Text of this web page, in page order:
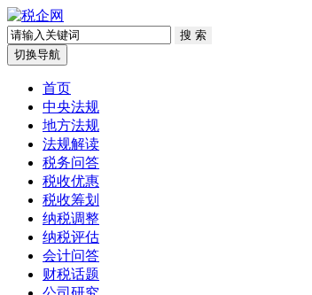
切换导航
首页
中央法规
地方法规
法规解读
税务问答
税收优惠
税收筹划
纳税调整
纳税评估
会计问答
财税话题